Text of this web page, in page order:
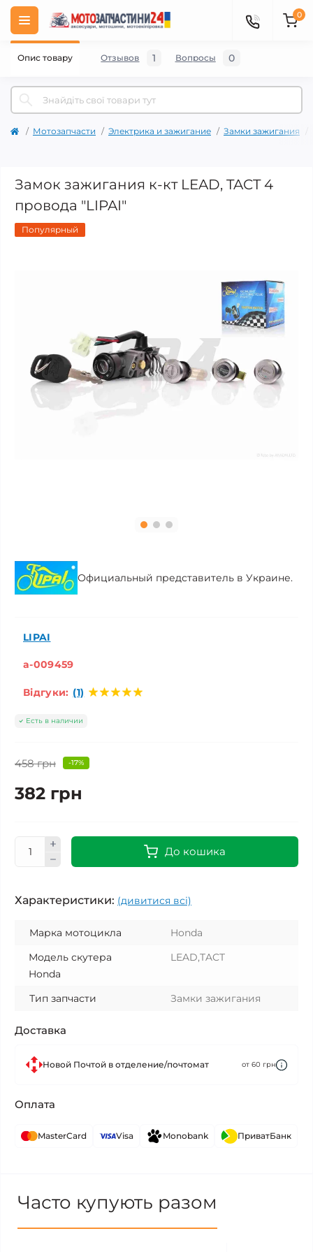
0
Мотозапчасти Электрика и зажигание Замки зажигания
Замок зажигания к-кт LEAD, TACT 4
провода "LIPAI"
Популярный
Официальный представитель в Украине.
LIPAI
a-009459
Відгуки: (1)
Есть в наличии
458 грн -17%
382 грн
До кошика
Характеристики: (дивитися всі)
Марка мотоцикла
Honda
Модель скутера
Honda
LEAD,TACT
Тип запчасти Замки зажигания
Доставка
Новой Почтой в отделение/почтомат от 60 грн
Оплата
MasterCard Visa Monobank ПриватБанк
Часто купують разом
Опис товару Отзывов 1 Вопросы 0